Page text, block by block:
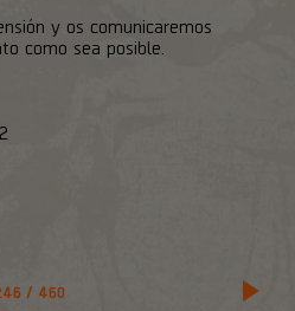
/ 460
y os comunicaremos
como sea posible.